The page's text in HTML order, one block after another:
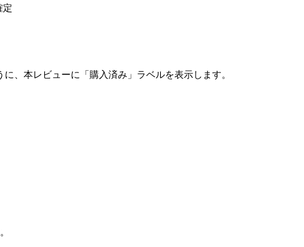
定
、本レビューに「購入済み」ラベルを表示します。